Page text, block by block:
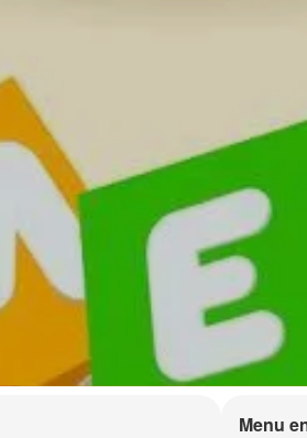
Menu